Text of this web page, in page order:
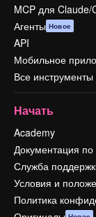
MCP для Claude/
Агенты Новое
API
Мобильное
Все
Начать
Academy
Документация
Служба
Условия и
Политика